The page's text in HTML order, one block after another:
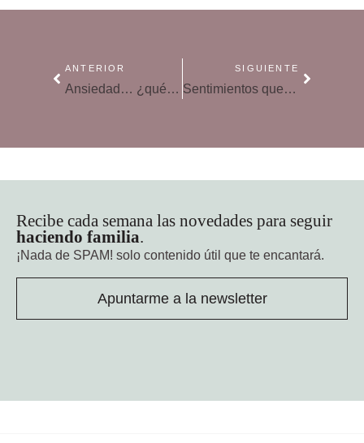
ANTERIOR
Ansiedad… ¿qué esconde?
SIGUIENTE
Sentimientos que solo entienden las madres
Recibe cada semana las novedades para seguir
haciendo familia.
¡Nada de SPAM! solo contenido útil que te encantará.
Apuntarme a la newsletter